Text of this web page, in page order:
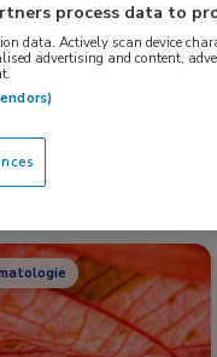
Nascholing
process data to
data. Actively scan device
advertising and content,